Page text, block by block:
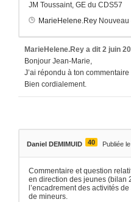
JM Toussaint, GE du CDS57
MarieHelene.Rey
MarieHelene.Rey a dit 2 juin
Bonjour Jean-Marie,
J’ai répondu à ton
Bien cordialement.
Daniel DEMIMUID 40 Publiée
Commentaire et question
en direction des jeunes (bilan
l’encadrement des activités
de mineurs.